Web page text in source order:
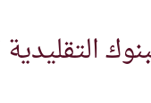
التقليدية